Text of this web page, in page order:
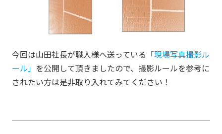
今回は山田社長が職人様へ送っている 「現場写真撮影ル
ール」 を公開して頂きましたので、撮影ルールを参考に
されたい方は是非取り入れてみてください！